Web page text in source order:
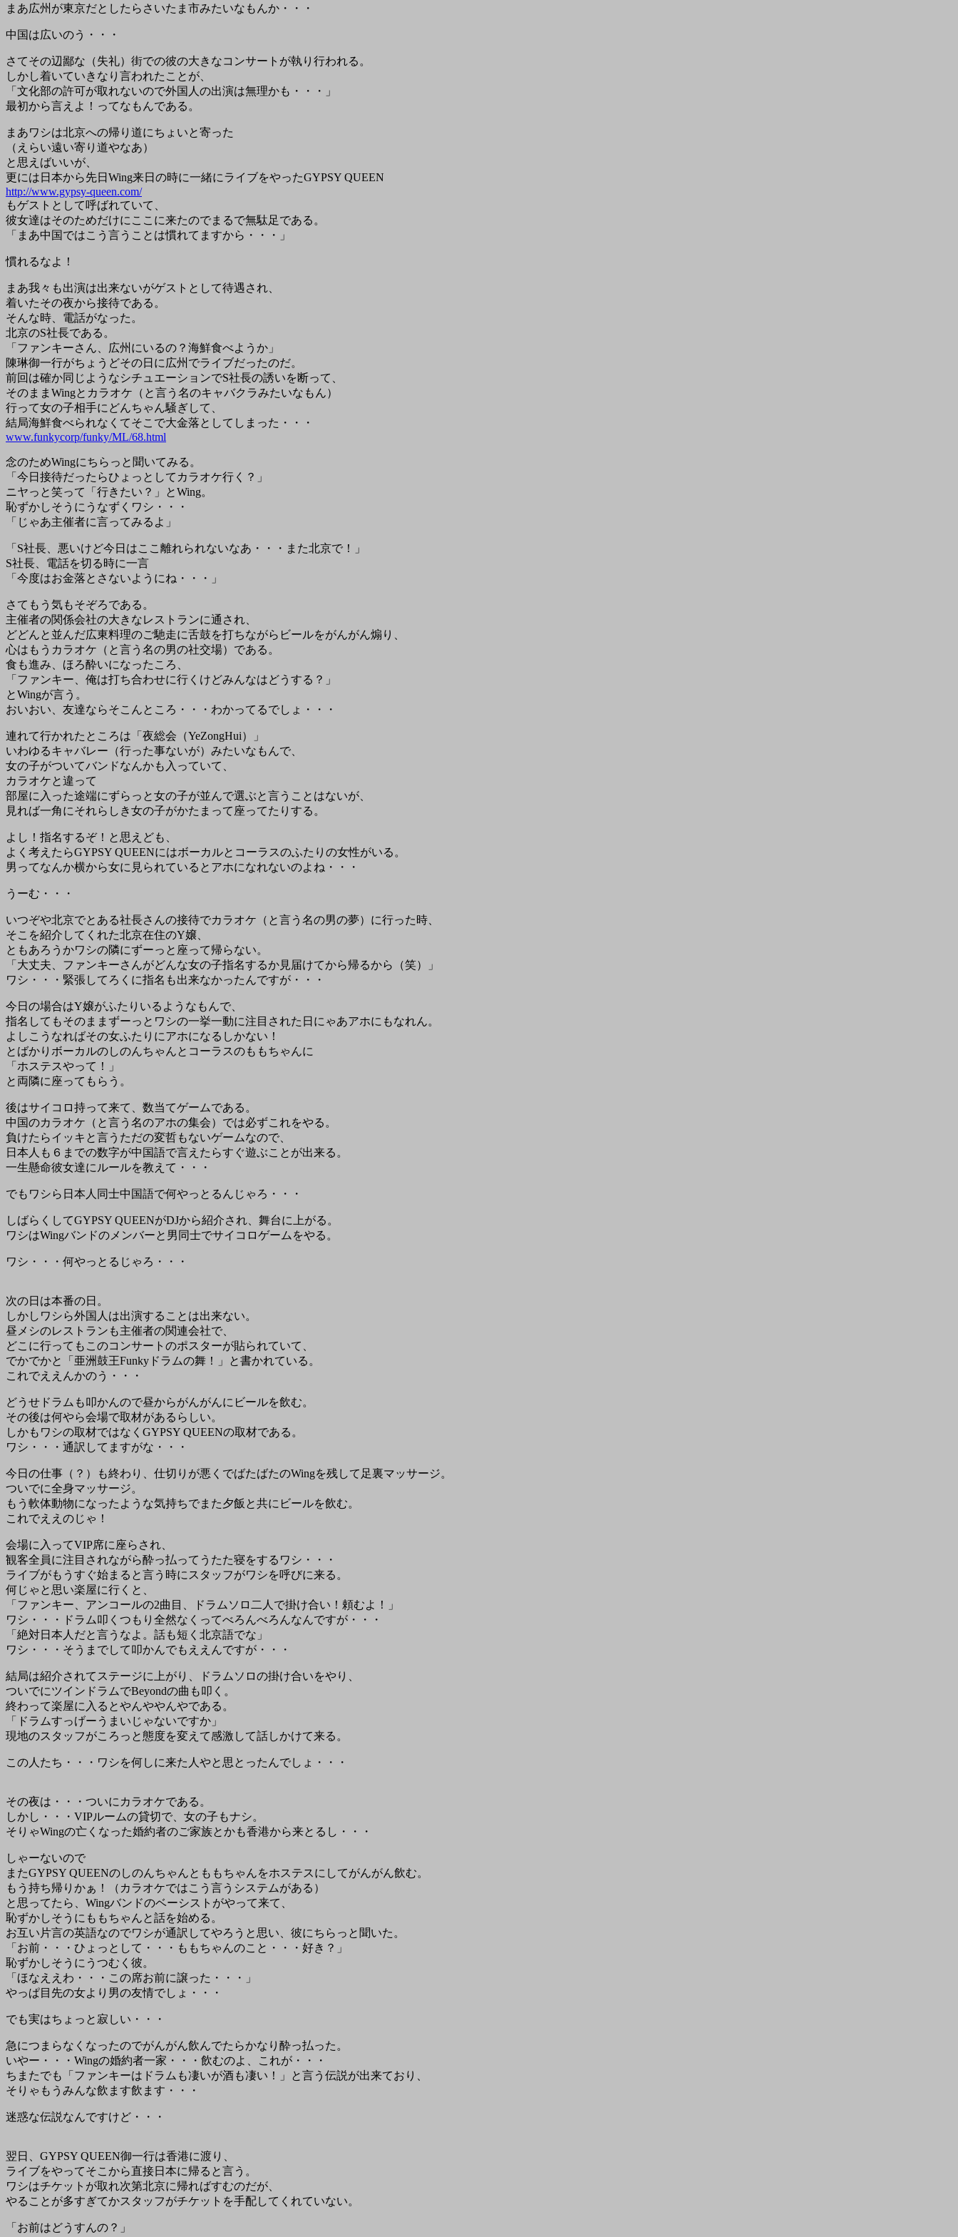
まあ広州が東京だとしたらさいたま市みたいなもんか・・・
中国は広いのう・・・
さてその辺鄙な（失礼）街での彼の大きなコンサートが執り行われる。
しかし着いていきなり言われたことが、
「文化部の許可が取れないので外国人の出演は無理かも・・・」
最初から言えよ！ってなもんである。
まあワシは北京への帰り道にちょいと寄った
（えらい遠い寄り道やなあ）
と思えばいいが、
更には日本から先日Wing来日の時に一緒にライブをやったGYPSY QUEEN
http://www.gypsy-queen.com/
もゲストとして呼ばれていて、
彼女達はそのためだけにここに来たのでまるで無駄足である。
「まあ中国ではこう言うことは慣れてますから・・・」
慣れるなよ！
まあ我々も出演は出来ないがゲストとして待遇され、
着いたその夜から接待である。
そんな時、電話がなった。
北京のS社長である。
「ファンキーさん、広州にいるの？海鮮食べようか」
陳琳御一行がちょうどその日に広州でライブだったのだ。
前回は確か同じようなシチュエーションでS社長の誘いを断って、
そのままWingとカラオケ（と言う名のキャバクラみたいなもん）
行って女の子相手にどんちゃん騒ぎして、
結局海鮮食べられなくてそこで大金落としてしまった・・・
www.funkycorp/funky/ML/68.html
念のためWingにちらっと聞いてみる。
「今日接待だったらひょっとしてカラオケ行く？」
ニヤっと笑って「行きたい？」とWing。
恥ずかしそうにうなずくワシ・・・
「じゃあ主催者に言ってみるよ」
「S社長、悪いけど今日はここ離れられないなあ・・・また北京で！」
S社長、電話を切る時に一言
「今度はお金落とさないようにね・・・」
さてもう気もそぞろである。
主催者の関係会社の大きなレストランに通され、
どどんと並んだ広東料理のご馳走に舌鼓を打ちながらビールをがんがん煽り、
心はもうカラオケ（と言う名の男の社交場）である。
食も進み、ほろ酔いになったころ、
「ファンキー、俺は打ち合わせに行くけどみんなはどうする？」
とWingが言う。
おいおい、友達ならそこんところ・・・わかってるでしょ・・・
連れて行かれたところは「夜総会（YeZongHui）」
いわゆるキャバレー（行った事ないが）みたいなもんで、
女の子がついてバンドなんかも入っていて、
カラオケと違って
部屋に入った途端にずらっと女の子が並んで選ぶと言うことはないが、
見れば一角にそれらしき女の子がかたまって座ってたりする。
よし！指名するぞ！と思えども、
よく考えたらGYPSY QUEENにはボーカルとコーラスのふたりの女性がいる。
男ってなんか横から女に見られているとアホになれないのよね・・・
うーむ・・・
いつぞや北京でとある社長さんの接待でカラオケ（と言う名の男の夢）に行った時、
そこを紹介してくれた北京在住のY嬢、
ともあろうかワシの隣にずーっと座って帰らない。
「大丈夫、ファンキーさんがどんな女の子指名するか見届けてから帰るから（笑）」
ワシ・・・緊張してろくに指名も出来なかったんですが・・・
今日の場合はY嬢がふたりいるようなもんで、
指名してもそのままずーっとワシの一挙一動に注目された日にゃあアホにもなれん。
よしこうなればその女ふたりにアホになるしかない！
とばかりボーカルのしのんちゃんとコーラスのももちゃんに
「ホステスやって！」
と両隣に座ってもらう。
後はサイコロ持って来て、数当てゲームである。
中国のカラオケ（と言う名のアホの集会）では必ずこれをやる。
負けたらイッキと言うただの変哲もないゲームなので、
日本人も６までの数字が中国語で言えたらすぐ遊ぶことが出来る。
一生懸命彼女達にルールを教えて・・・
でもワシら日本人同士中国語で何やっとるんじゃろ・・・
しばらくしてGYPSY QUEENがDJから紹介され、舞台に上がる。
ワシはWingバンドのメンバーと男同士でサイコロゲームをやる。
ワシ・・・何やっとるじゃろ・・・
次の日は本番の日。
しかしワシら外国人は出演することは出来ない。
昼メシのレストランも主催者の関連会社で、
どこに行ってもこのコンサートのポスターが貼られていて、
でかでかと「亜洲鼓王Funkyドラムの舞！」と書かれている。
これでええんかのう・・・
どうせドラムも叩かんので昼からがんがんにビールを飲む。
その後は何やら会場で取材があるらしい。
しかもワシの取材ではなくGYPSY QUEENの取材である。
ワシ・・・通訳してますがな・・・
今日の仕事（？）も終わり、仕切りが悪くでばたばたのWingを残して足裏マッサージ。
ついでに全身マッサージ。
もう軟体動物になったような気持ちでまた夕飯と共にビールを飲む。
これでええのじゃ！
会場に入ってVIP席に座らされ、
観客全員に注目されながら酔っ払ってうたた寝をするワシ・・・
ライブがもうすぐ始まると言う時にスタッフがワシを呼びに来る。
何じゃと思い楽屋に行くと、
「ファンキー、アンコールの2曲目、ドラムソロ二人で掛け合い！頼むよ！」
ワシ・・・ドラム叩くつもり全然なくってべろんべろんなんですが・・・
「絶対日本人だと言うなよ。話も短く北京語でな」
ワシ・・・そうまでして叩かんでもええんですが・・・
結局は紹介されてステージに上がり、ドラムソロの掛け合いをやり、
ついでにツインドラムでBeyondの曲も叩く。
終わって楽屋に入るとやんややんやである。
「ドラムすっげーうまいじゃないですか」
現地のスタッフがころっと態度を変えて感激して話しかけて来る。
この人たち・・・ワシを何しに来た人やと思とったんでしょ・・・
その夜は・・・ついにカラオケである。
しかし・・・VIPルームの貸切で、女の子もナシ。
そりゃWingの亡くなった婚約者のご家族とかも香港から来とるし・・・
しゃーないので
またGYPSY QUEENのしのんちゃんとももちゃんをホステスにしてがんがん飲む。
もう持ち帰りかぁ！（カラオケではこう言うシステムがある）
と思ってたら、Wingバンドのベーシストがやって来て、
恥ずかしそうにももちゃんと話を始める。
お互い片言の英語なのでワシが通訳してやろうと思い、彼にちらっと聞いた。
「お前・・・ひょっとして・・・ももちゃんのこと・・・好き？」
恥ずかしそうにうつむく彼。
「ほなええわ・・・この席お前に譲った・・・」
やっぱ目先の女より男の友情でしょ・・・
でも実はちょっと寂しい・・・
急につまらなくなったのでがんがん飲んでたらかなり酔っ払った。
いやー・・・Wingの婚約者一家・・・飲むのよ、これが・・・
ちまたでも「ファンキーはドラムも凄いが酒も凄い！」と言う伝説が出来ており、
そりゃもうみんな飲ます飲ます・・・
迷惑な伝説なんですけど・・・
翌日、GYPSY QUEEN御一行は香港に渡り、
ライブをやってそこから直接日本に帰ると言う。
ワシはチケットが取れ次第北京に帰ればすむのだが、
やることが多すぎてかスタッフがチケットを手配してくれていない。
「お前はどうすんの？」